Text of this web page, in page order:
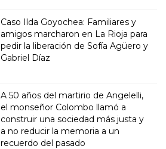
Caso Ilda Goyochea: Familiares y
amigos marcharon en La Rioja para
pedir la liberación de Sofía Agüero y
Gabriel Díaz
A 50 años del martirio de Angelelli,
el monseñor Colombo llamó a
construir una sociedad más justa y
a no reducir la memoria a un
recuerdo del pasado